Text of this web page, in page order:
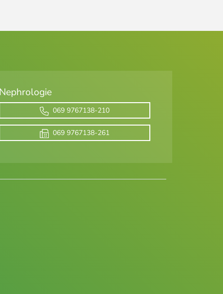
Nephrologie
069 9767138-210
069 9767138-261